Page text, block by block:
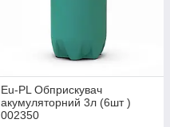
Eu-PL Обприскувач
акумуляторний 3л (6шт )
002350